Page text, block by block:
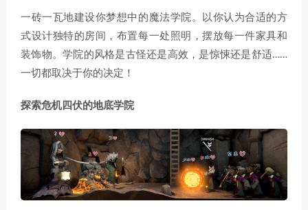
一砖一瓦地建设你梦想中的魔法学院。以你认为合适的方
式设计独特的房间，布置每一处照明，摆放每一件家具和
装饰物。学院的风格是古怪还是高效，是惊悚还是舒适……
一切都取决于你的决定！
探索危机四伏的地底学院